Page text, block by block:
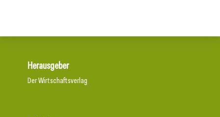
Herausgeber
Der Wirtschaftsverlag